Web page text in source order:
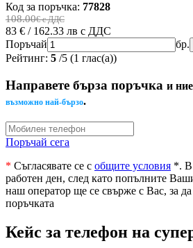
Код за поръчка: 77828
108.00€ с ДДС
83 € / 162.33 лв с ДДС
Поръчай
бр.
Рейтинг: 5 /5 (1 глас(а))
Направете бърза поръчка и
възможно най-бързо.
Поръчай сега
* Съгласявате се с общите условия *.
работен ден, след като попълните
наш оператор ще се свърже с Вас, за
поръчката
Кейс за телефон на